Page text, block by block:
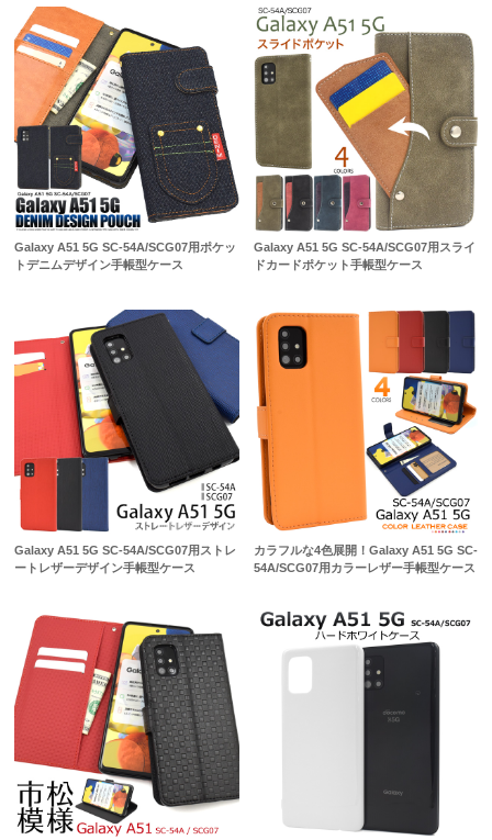
Galaxy A51 5G SC-54A/SCG07用ポケッ
トデニムデザイン手帳型ケース
Galaxy A51 5G SC-54A/SCG07用スライ
ドカードポケット手帳型ケース
Galaxy A51 5G SC-54A/SCG07用ストレ
ートレザーデザイン手帳型ケース
カラフルな4色展開！Galaxy A51 5G SC-
54A/SCG07用カラーレザー手帳型ケース